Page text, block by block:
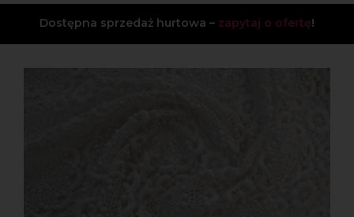
Dostępna sprzedaż hurtowa – zapytaj o ofertę!